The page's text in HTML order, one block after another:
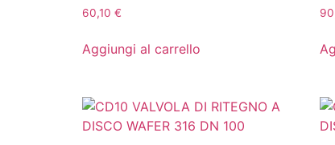
60,10 €
Aggiungi al carrello